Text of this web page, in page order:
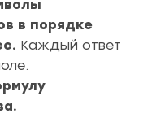
в порядке
Каждый ответ